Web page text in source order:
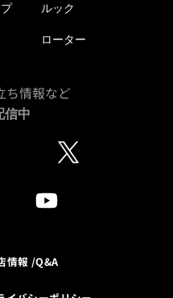
ルック
ローター
ち情報など
信中
情報 /Q&A